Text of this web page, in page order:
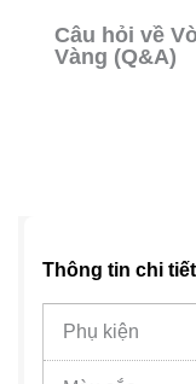
Câu hỏi về
Vàng (Q&A)
Thông tin chi tiết
Phụ kiện